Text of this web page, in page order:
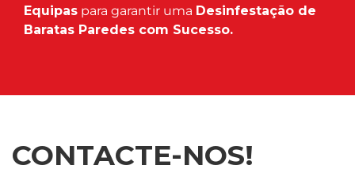
Equipas para garantir uma Desinfestação de
Baratas Paredes com Sucesso.
CONTACTE-NOS!